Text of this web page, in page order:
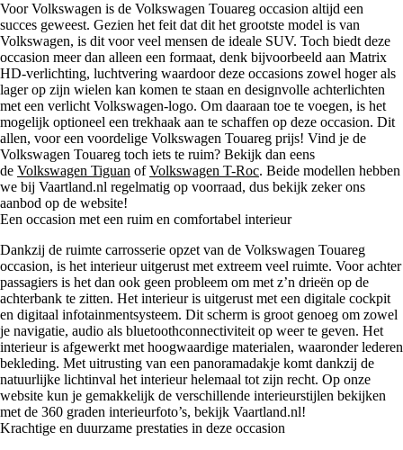
Voor Volkswagen is de Volkswagen Touareg occasion altijd een
succes geweest. Gezien het feit dat dit het grootste model is van
Volkswagen, is dit voor veel mensen de ideale SUV. Toch biedt deze
occasion meer dan alleen een formaat, denk bijvoorbeeld aan Matrix
HD-verlichting, luchtvering waardoor deze occasions zowel hoger als
lager op zijn wielen kan komen te staan en designvolle achterlichten
met een verlicht Volkswagen-logo. Om daaraan toe te voegen, is het
mogelijk optioneel een trekhaak aan te schaffen op deze occasion. Dit
allen, voor een voordelige Volkswagen Touareg prijs! Vind je de
Volkswagen Touareg toch iets te ruim? Bekijk dan eens
de Volkswagen Tiguan ofVolkswagen T-Roc. Beide modellen hebben
we bij Vaartland.nl regelmatig op voorraad, dus bekijk zeker ons
aanbod op de website!
Een occasion met een ruim en comfortabel interieur
Dankzij de ruimte carrosserie opzet van de Volkswagen Touareg
occasion, is het interieur uitgerust met extreem veel ruimte. Voor achter
passagiers is het dan ook geen probleem om met z’n drieën op de
achterbank te zitten. Het interieur is uitgerust met een digitale cockpit
en digitaal infotainmentsysteem. Dit scherm is groot genoeg om zowel
je navigatie, audio als bluetoothconnectiviteit op weer te geven. Het
interieur is afgewerkt met hoogwaardige materialen, waaronder lederen
bekleding. Met uitrusting van een panoramadakje komt dankzij de
natuurlijke lichtinval het interieur helemaal tot zijn recht. Op onze
website kun je gemakkelijk de verschillende interieurstijlen bekijken
met de 360 graden interieurfoto’s, bekijk Vaartland.nl!
Krachtige en duurzame prestaties in deze occasion